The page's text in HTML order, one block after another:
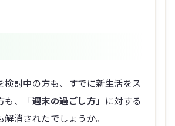
検討中の方も、すでに新生活をス
も、「週末の過ごし方」に対する
消されたでしょうか。